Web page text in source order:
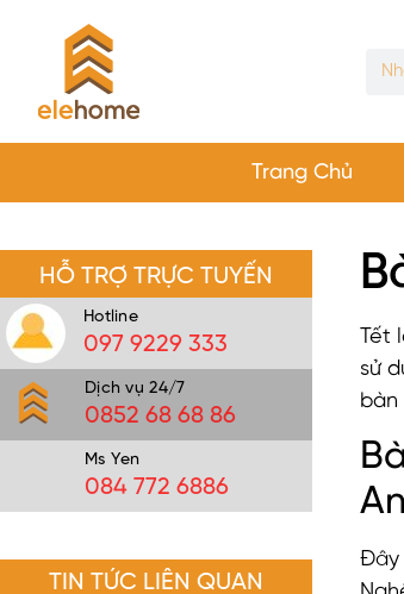
Trang Chủ
HỖ TRỢ TRỰC TUYẾN
Hotline
097 9229 333
Dịch vụ 24/7
0852 68 68 86
Ms Yen
084 772 6886
TIN TỨC LIÊN QUAN
Tết
sử
bàn
An
Đây